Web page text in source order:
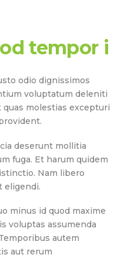
tempor i
odio dignissimos
voluptatum deleniti
molestias excepturi
deserunt mollitia
fuga. Et harum quidem
Nam libero
eligendi.
minus id quod maxime
voluptas assumenda
autem
aut rerum